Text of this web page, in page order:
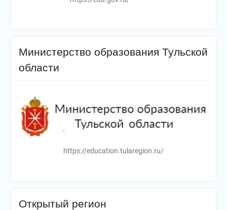
Министерство образования Тульской
области
https://education.tularegion.ru/
Открытый регион